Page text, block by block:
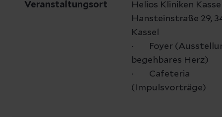
Veranstaltungsort
Helios Kliniken
Hansteinstraße 29,
Kassel
· Foyer
begehbares Herz)
· Cafeteria
(Impulsvorträge)